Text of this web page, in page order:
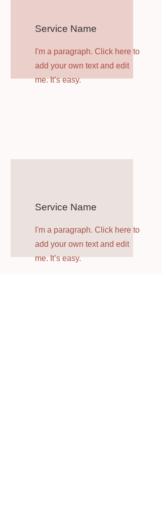
Service Name
I'm a paragraph. Click here to
add your own text and edit
me. It’s easy.
Service Name
I'm a paragraph. Click here to
add your own text and edit
me. It’s easy.